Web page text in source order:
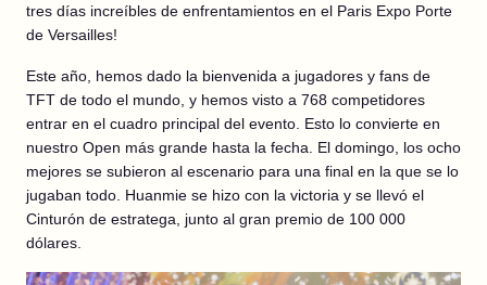
tres días increíbles de enfrentamientos en el Paris Expo Porte
de Versailles!
Este año, hemos dado la bienvenida a jugadores y fans de
TFT de todo el mundo, y hemos visto a 768 competidores
entrar en el cuadro principal del evento. Esto lo convierte en
nuestro Open más grande hasta la fecha. El domingo, los ocho
mejores se subieron al escenario para una final en la que se lo
jugaban todo. Huanmie se hizo con la victoria y se llevó el
Cinturón de estratega, junto al gran premio de 100 000
dólares.